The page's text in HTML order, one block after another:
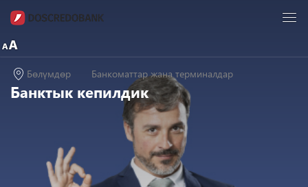
Бөлүмдөр Банкоматтар жана терминалдар
Банктык кепилдик